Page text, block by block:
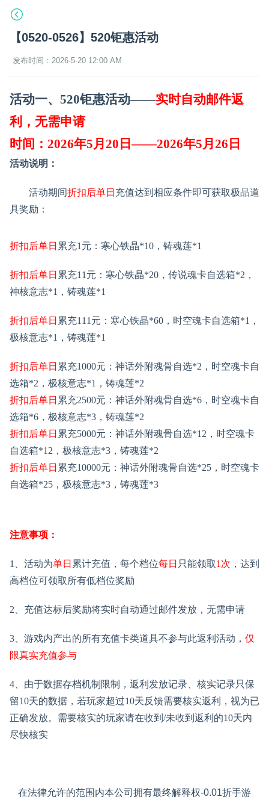
【0520-0526】520钜惠活动
发布时间：2026-5-20 12:00 AM
活动一、 520钜惠活动——实时自动邮件返
利，无需申请
时间： 2026年5月 20 日——2026年5月 26 日
活动说明：
活动期间折扣后单日 充值达到相应条件即可获取极品道
具奖励：
折扣后单日 累充1 元 ：寒心铁晶*10，铸魂莲*1
折扣后单日 累充11 元 ：寒心铁晶*20，传说魂卡自选箱*2，
神核意志*1，铸魂莲*1
折扣后单日 累充111 元 ： 寒心铁晶*60，时空魂卡自选箱*1，
极核意志*1 ， 铸魂莲*1
折扣后单日 累充1000元 ： 神话外附魂骨自选*2， 时空魂卡自
选箱*2，极核意志*1 ， 铸魂莲*2
折扣后单日 累充2500元 ： 神话外附魂骨自选*6， 时空魂卡自
选箱*6，极核意志*3 ， 铸魂莲*2
折扣后单日 累充5000元 ： 神话外附魂骨自选*12， 时空魂卡
自选箱*12，极核意志*3 ， 铸魂莲*2
折扣后单日 累充10000元 ： 神话外附魂骨自选*25， 时空魂卡
自选箱*25，极核意志*3 ， 铸魂莲*3
注意事项：
1、活动为单日 累计充值，每个档位每日 只能领取1次 ，达到
高档位可领取所有低档位奖励
2、充值达标后奖励将实时自动通过邮件发放，无需申请
3、游戏内产出的所有充值卡类道具不参与此返利活动， 仅
限真实充值参与
4、 由于数据存档机制限制，返利发放记录、核实记录只保
留10天的数据，若玩家超过10天反馈需要核实返利，视为已
正确发放。需要核实的玩家请在收到 /未收到 返利 的10天内
尽快核实
在法律允许的范围内本公司拥有最终解释权-0.01折手游